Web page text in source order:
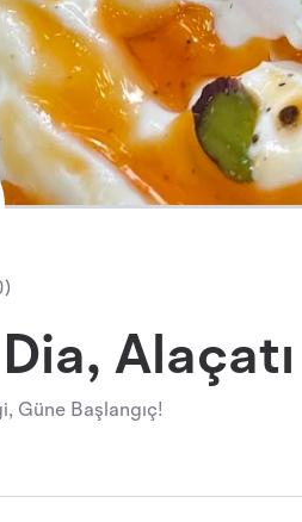
Alaçatı
Güne Başlangıç!